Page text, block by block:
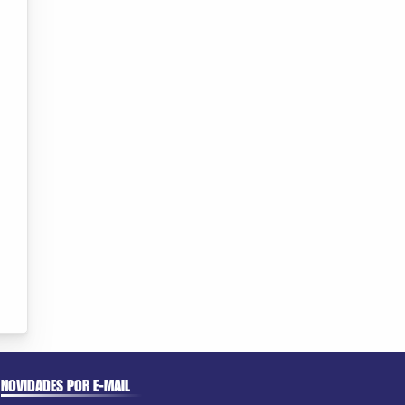
NOVIDADES POR E-MAIL